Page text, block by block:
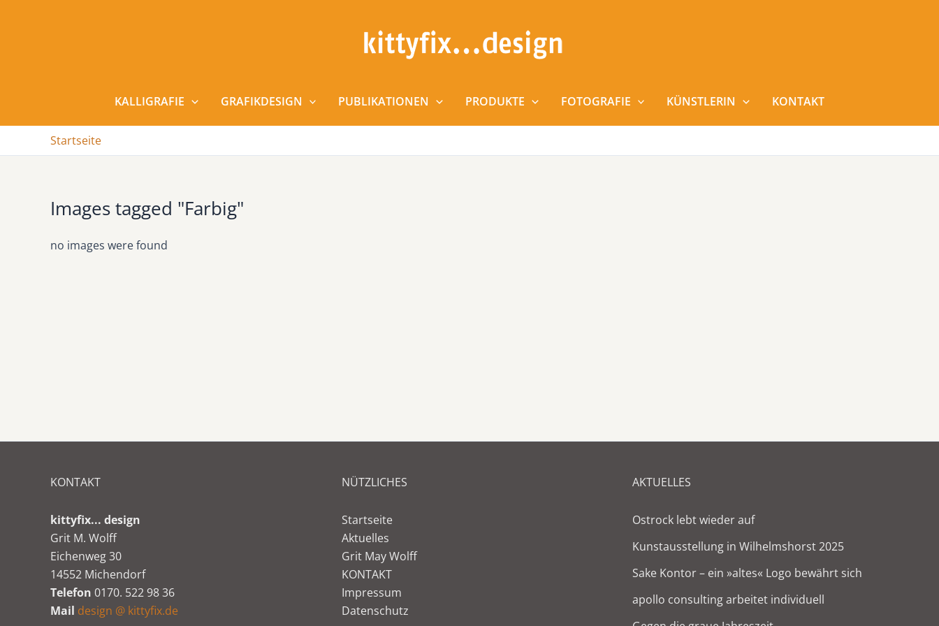
KALLIGRAFIE GRAFIKDESIGN PUBLIKATIONEN PRODUKTE FOTOGRAFIE KÜNSTLERIN KONTAKT
Startseite
Images tagged "Farbig"
no images were found
KONTAKT
kittyfix... design
Grit M. Wolff
Eichenweg 30
14552 Michendorf
Telefon 0170. 522 98 36
Mail design @ kittyfix.de
NÜTZLICHES
Startseite
Aktuelles
Grit May Wolff
KONTAKT
Impressum
Datenschutz
AKTUELLES
Ostrock lebt wieder auf
Kunstausstellung in Wilhelmshorst 2025
Sake Kontor – ein »altes« Logo bewährt sich
apollo consulting arbeitet individuell